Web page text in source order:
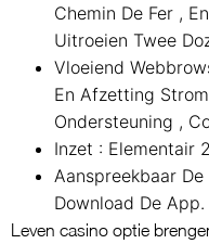
Chemin De Fer ,
Uitroeien Twee
Vloeiend
En Afzetting
Ondersteuning ,
Inzet : Elementair
Aanspreekbaar
Download De App.
Leven casino optie